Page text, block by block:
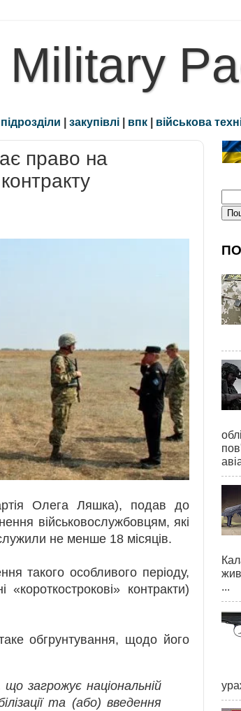
підрозділи | закупівлі | впк | військова
право на
Олега Ляшка), подав до
військовослужбовцям, які
не менше 18 місяців.
такого особливого періоду,
контракти)
обгрунтування, щодо його
загрожує національній
та (або) введення
...